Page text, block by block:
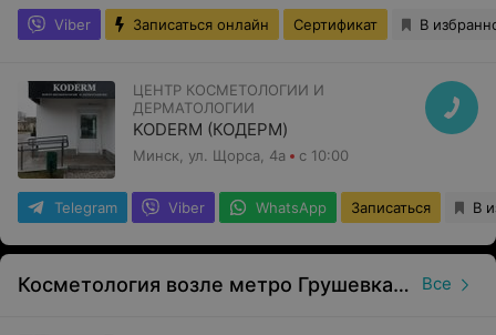
Viber Записаться онлайн Сертификат В
ЦЕНТР КОСМЕТОЛОГИИ И
ДЕРМАТОЛОГИИ
KODERM (КОДЕРМ)
Минск, ул. Щорса, 4а с 10:00
Telegram Viber WhatsApp Записаться В
Косметология возле метро Грушевка в Минске Все